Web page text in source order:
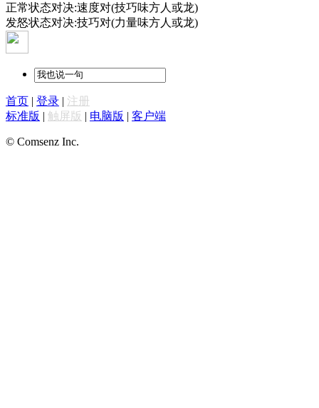
正常状态对决:速度对(技巧味方人或龙)
发怒状态对决:技巧对(力量味方人或龙)
首页 | 登录 | 注册
标准版 | 触屏版 | 电脑版 | 客户端
© Comsenz Inc.